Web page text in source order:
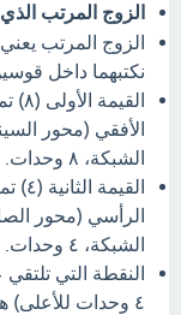
الزوج المرتب
الزوج المرتب
نكتبهما داخل
الأفقي (محور
الشبكة، ٨ وحدات.
الرأسي (محور
الشبكة، ٤ وحدات.
٤ وحدات للأعلى) هي موقع رصيف السفن.